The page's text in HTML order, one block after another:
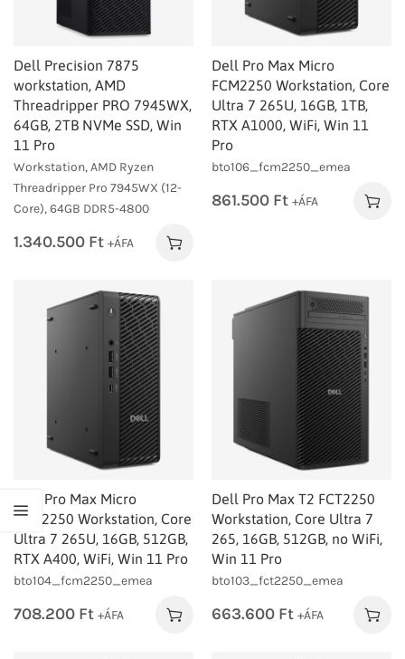
Dell Precision 7875
workstation, AMD
Threadripper PRO 7945WX,
64GB, 2TB NVMe SSD, Win
11 Pro
Workstation, AMD Ryzen
Threadripper Pro 7945WX (12-
Core), 64GB DDR5-4800
1.340.500 Ft +ÁFA
Dell Pro Max Micro
FCM2250 Workstation, Core
Ultra 7 265U, 16GB, 1TB,
RTX A1000, WiFi, Win 11
Pro
bto106_fcm2250_emea
861.500 Ft +ÁFA
Dell Pro Max Micro
FCM2250 Workstation, Core
Ultra 7 265U, 16GB, 512GB,
RTX A400, WiFi, Win 11 Pro
bto104_fcm2250_emea
708.200 Ft +ÁFA
Dell Pro Max T2 FCT2250
Workstation, Core Ultra 7
265, 16GB, 512GB, no WiFi,
Win 11 Pro
bto103_fct2250_emea
663.600 Ft +ÁFA